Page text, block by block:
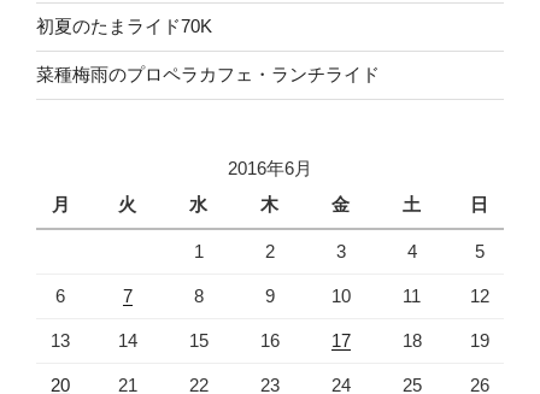
初夏のたまライド70K
菜種梅雨のプロペラカフェ・ランチライド
2016年6月
月
火 水 木 金 土 日
1 2 3 4 5
6 7 8 9 10 11 12
13 14 15 16 17 18 19
20 21 22 23 24 25 26